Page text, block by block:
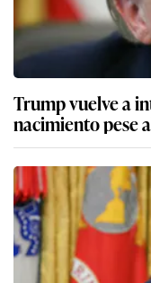
Trump vuelve a
nacimiento pese